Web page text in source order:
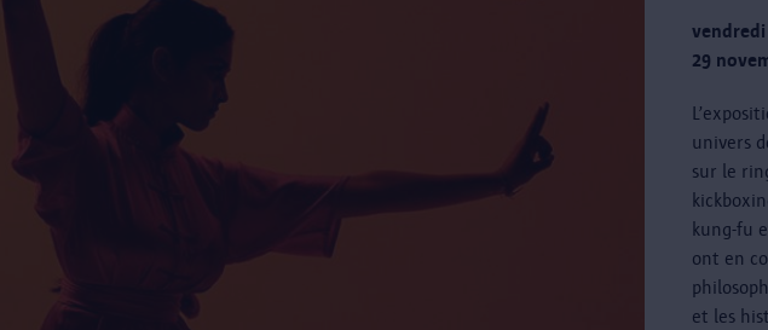
vendredi
29
univers
sur le
kung-fu
ont en
et les